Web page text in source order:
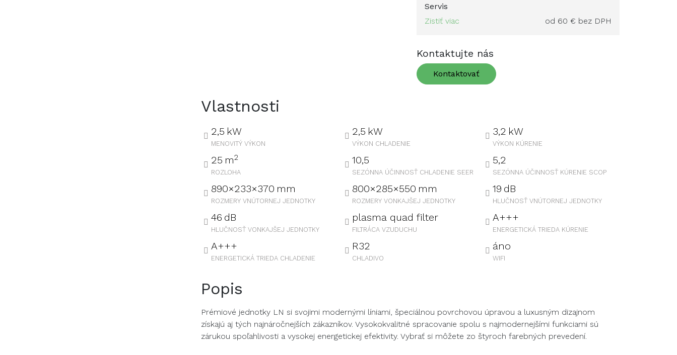
Servis
Zistiť viac
od 60 € bez DPH
Kontaktujte nás
Kontaktovať
Vlastnosti
2,5 kW
MENOVITÝ VÝKON
2,5 kW
VÝKON CHLADENIE
3,2 kW
VÝKON KÚRENIE
25 m2
ROZLOHA
10,5
SEZÓNNA ÚČINNOSŤ CHLADENIE SEER
5,2
SEZÓNNA ÚČINNOSŤ KÚRENIE SCOP
890×233×370 mm
ROZMERY VNÚTORNEJ JEDNOTKY
800×285×550 mm
ROZMERY VONKAJŠEJ JEDNOTKY
19 dB
HLUČNOSŤ VNÚTORNEJ JEDNOTKY
46 dB
HLUČNOSŤ VONKAJŠEJ JEDNOTKY
plasma quad filter
FILTRÁCA VZUDUCHU
A+++
ENERGETICKÁ TRIEDA KÚRENIE
A+++
ENERGETICKÁ TRIEDA CHLADENIE
R32
CHLADIVO
áno
WIFI
Popis
Prémiové jednotky LN si svojimi modernými líniami, špeciálnou povrchovou úpravou a luxusným dizajnom
získajú aj tých najnáročnejších zákazníkov. Vysokokvalitné spracovanie spolu s najmodernejšími funkciami sú
zárukou spoľahlivosti a vysokej energetickej efektivity. Vybrať si môžete zo štyroch farebných prevedení.